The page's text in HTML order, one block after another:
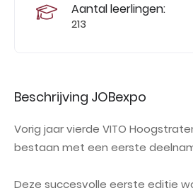
Aantal leerlingen:
213
Beschrijving JOBexpo
Vorig jaar vierde VITO
bestaan met een eerste
Deze succesvolle eerste editie